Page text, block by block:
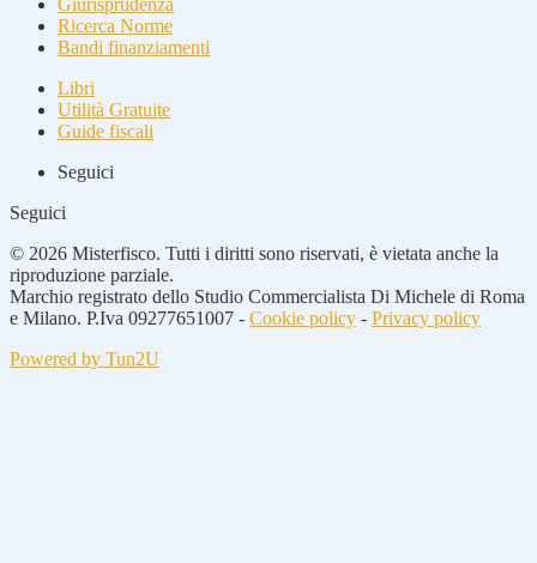
Ricerca Norme
Bandi finanziamenti
Libri
Utilità Gratuite
Guide fiscali
Seguici
Seguici
© 2026 Misterfisco. Tutti i diritti sono riservati, è vietata anche la
riproduzione parziale.
Marchio registrato dello Studio Commercialista Di Michele di Roma
e Milano. P.Iva 09277651007 - Cookie policy - Privacy policy
Powered by Tun2U